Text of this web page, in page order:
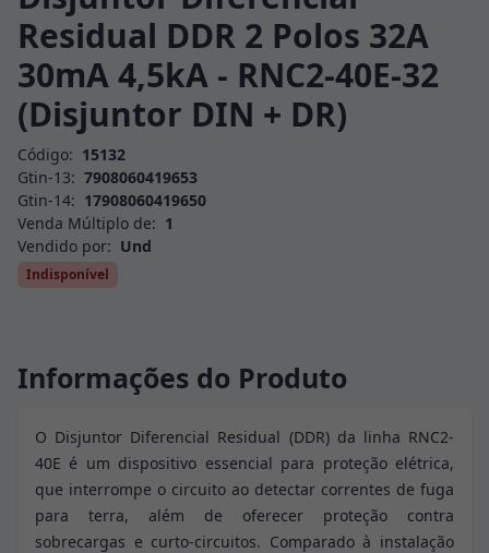
Residual DDR 2 Polos 32A
30mA 4,5kA - RNC2-40E-32
(Disjuntor DIN + DR)
Código: 15132
Gtin-13: 7908060419653
Gtin-14: 17908060419650
Venda Múltiplo de: 1
Vendido por: Und
Indisponível
Informações do Produto
O Disjuntor Diferencial Residual (DDR) da linha RNC2-
40E é um dispositivo essencial para proteção elétrica,
que interrompe o circuito ao detectar correntes de fuga
para terra, além de oferecer proteção contra
sobrecargas e curto-circuitos. Comparado à instalação